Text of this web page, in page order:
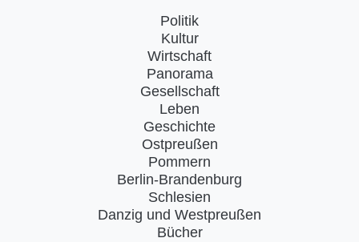
Politik
Kultur
Wirtschaft
Panorama
Gesellschaft
Leben
Geschichte
Ostpreußen
Pommern
Berlin-Brandenburg
Schlesien
Danzig und Westpreußen
Bücher